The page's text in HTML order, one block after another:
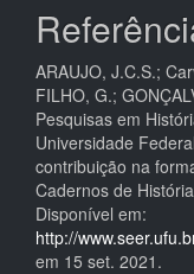
ARAUJO, J.C.S.;
FILHO, G.;
Pesquisas em
Universidade
contribuição na
Cadernos de
Disponível em:
http://
em 15 set. 2021.